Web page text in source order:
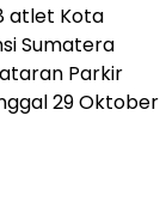
atlet Kota
Sumatera
Parkir
29 Oktober